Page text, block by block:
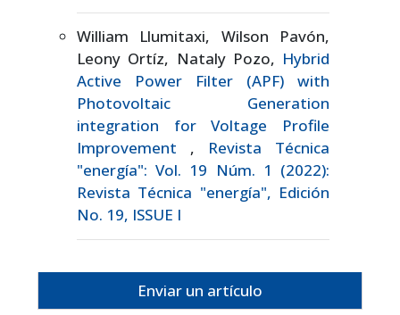
William Llumitaxi, Wilson Pavón,
Leony Ortíz, Nataly Pozo, Hybrid
Active Power Filter (APF) with
Photovoltaic Generation
integration for Voltage Profile
Improvement , Revista Técnica
"energía": Vol. 19 Núm. 1 (2022):
Revista Técnica "energía", Edición
No. 19, ISSUE I
Enviar un artículo